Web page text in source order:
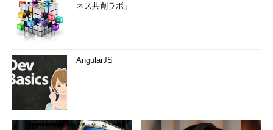
ネス共創ラボ」
AngularJS